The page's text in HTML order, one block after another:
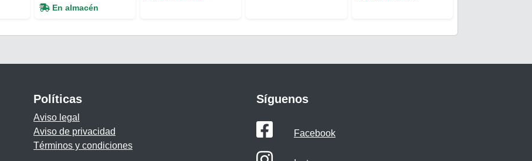
En almacén
Políticas
Aviso legal
Aviso de privacidad
Términos y condiciones
Síguenos
Facebook